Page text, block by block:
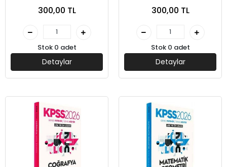
300,00 TL
Stok 0 adet
Detaylar
300,00 TL
Stok 0 adet
Detaylar